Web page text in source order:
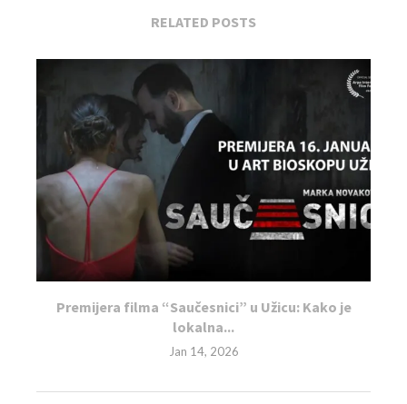
RELATED POSTS
Premijera filma “Saučesnici” u Užicu: Kako je
lokalna...
Jan 14, 2026